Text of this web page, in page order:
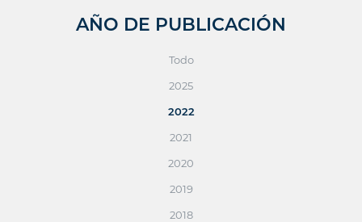
AÑO DE PUBLICACIÓN
Todo
2025
2022
2021
2020
2019
2018